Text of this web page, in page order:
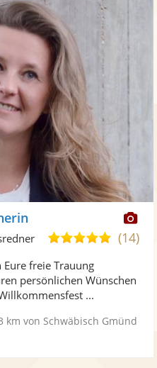
4,9(14)
freie Trauung
persönlichen Wünschen
...
km von Schwäbisch Gmünd